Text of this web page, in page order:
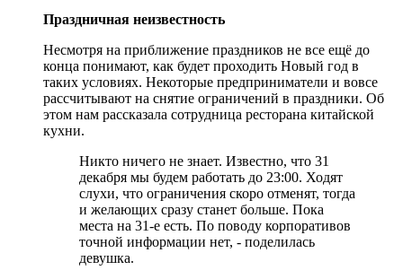
Праздничная неизвестность
Несмотря на приближение праздников не все ещё до
конца понимают, как будет проходить Новый год в
таких условиях. Некоторые предприниматели и вовсе
рассчитывают на снятие ограничений в праздники. Об
этом нам рассказала сотрудница ресторана китайской
кухни.
Никто ничего не знает. Известно, что 31
декабря мы будем работать до 23:00. Ходят
слухи, что ограничения скоро отменят, тогда
и желающих сразу станет больше. Пока
места на 31-е есть. По поводу корпоративов
точной информации нет, - поделилась
девушка.